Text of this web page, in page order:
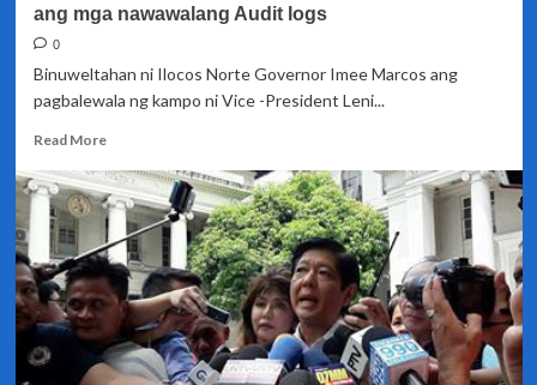
ang mga nawawalang Audit logs
0
Binuweltahan ni Ilocos Norte Governor Imee Marcos ang
pagbalewala ng kampo ni Vice -President Leni...
Read MoreRead
about
Governor
Imee
Marcos,
nagtataka
kung
bakit
minamaliit
ng